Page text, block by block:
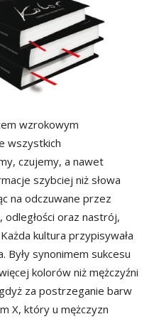
wzrokowym
wszystkich
czujemy, a nawet
szybciej niż słowa
na odczuwane przez
oraz nastrój,
kultura przypisywała
Były synonimem sukcesu
kolorów niż mężczyźni
za postrzeganie barw
X, który u mężczyzn